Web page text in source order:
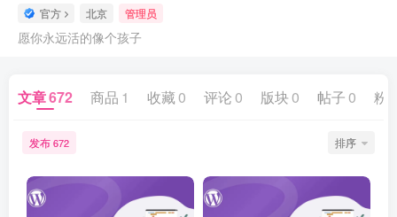
官方 北京 管理员
愿你永远活的像个孩子
文章672 商品 1 收藏 0 评论 0 版块 0 帖子 0 粉
发布 672 排序